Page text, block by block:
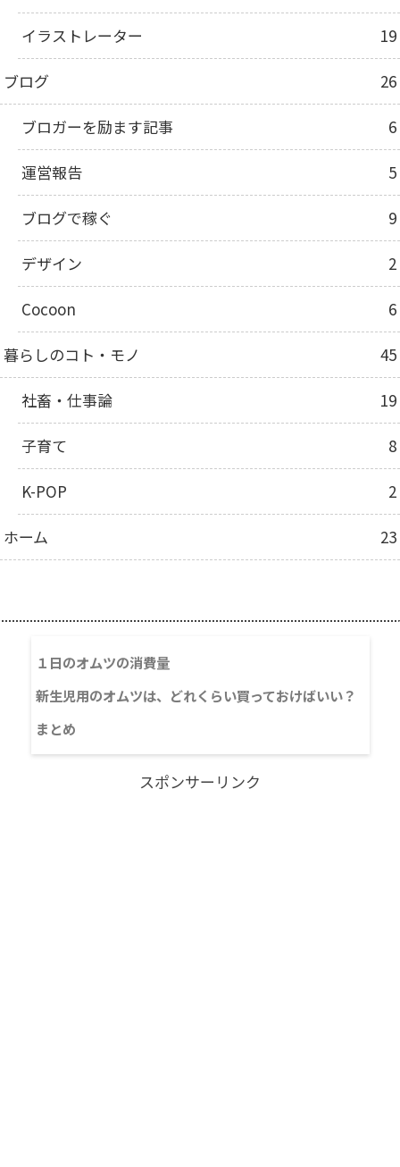
イラストレーター 19
ブログ 26
ブロガーを励ます記事 6
運営報告 5
ブログで稼ぐ 9
デザイン 2
Cocoon 6
暮らしのコト・モノ 45
社畜・仕事論 19
子育て 8
K-POP 2
ホーム 23
１日のオムツの消費量
新生児用のオムツは、どれくらい買っておけばいい？
まとめ
スポンサーリンク